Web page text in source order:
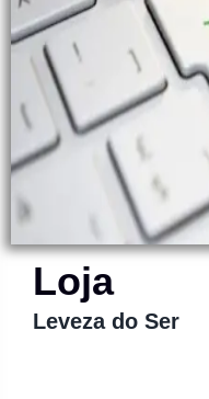
Loja
Leveza do Ser